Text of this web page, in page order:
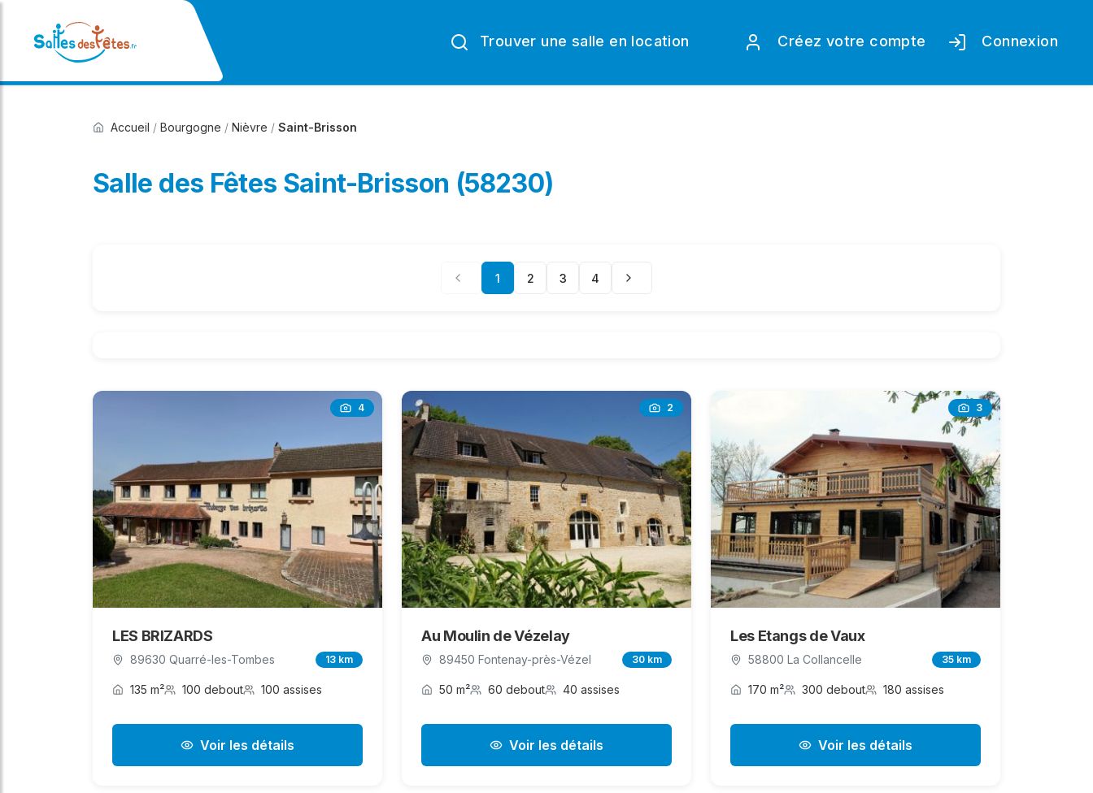
Trouver une salle en location Créez votre compte Connexion
Accueil / Bourgogne / Nièvre / Saint-Brisson
Salle des Fêtes Saint-Brisson (58230)
1 2 3 4
4
LES BRIZARDS
89630 Quarré-les-Tombes 13 km
135 m² 100 debout 100 assises
Voir les détails
2
Au Moulin de Vézelay
89450 Fontenay-près-Vézel 30 km
50 m² 60 debout 40 assises
Voir les détails
3
Les Etangs de Vaux
58800 La Collancelle 35 km
170 m² 300 debout 180 assises
Voir les détails